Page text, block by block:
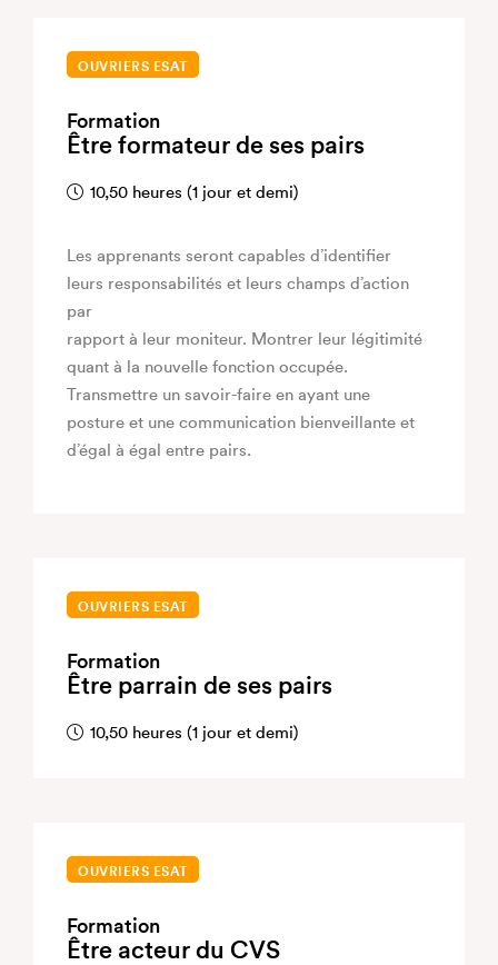
OUVRIERS ESAT
Formation
Être formateur de ses pairs
10,50 heures (1 jour et demi)
Les apprenants seront capables d’identifier
leurs responsabilités et leurs champs d’action
par
rapport à leur moniteur. Montrer leur légitimité
quant à la nouvelle fonction occupée.
Transmettre un savoir-faire en ayant une
posture et une communication bienveillante et
d’égal à égal entre pairs.
OUVRIERS ESAT
Formation
Être parrain de ses pairs
10,50 heures (1 jour et demi)
OUVRIERS ESAT
Formation
Être acteur du CVS